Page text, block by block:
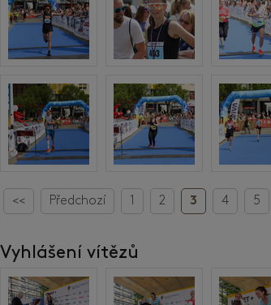
<< Předchozí 1 2 3 4 5
Vyhlášení vítězů